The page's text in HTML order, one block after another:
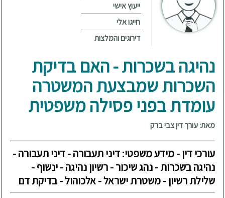
ייעוץ אישי
חייגו אלי
דירוגים והמלצות
נהיגה בשכרות - האם בדיקת
השכרות שמבצעת המשטרה
עומדת בפני פסילה משפטית
מאת: עורך דין צבי ברק
עורכי דין - מידע משפטי: דיני תעבורה - דיני תעבורה -
נהיגה בשכרות - נהג שיכור - רשיון נהיגה - ינשוף -
שלילת רשיון - משטרת ישראל - אלכוהול - בדיקת דם